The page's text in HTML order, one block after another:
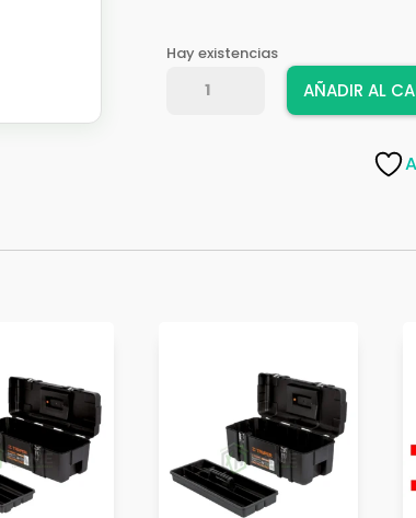
Hay existencias
FUERTE
AÑADIR AL